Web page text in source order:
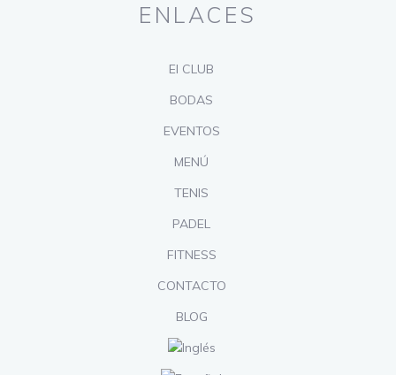
ENLACES
El CLUB
BODAS
EVENTOS
MENÚ
TENIS
PADEL
FITNESS
CONTACTO
BLOG